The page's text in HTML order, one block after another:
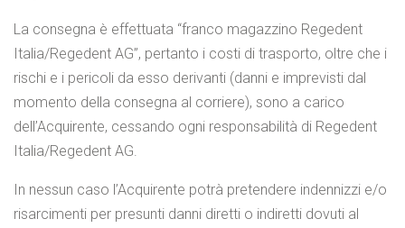
La consegna è effettuata “franco magazzino Regedent
Italia/Regedent AG”, pertanto i costi di trasporto, oltre che i
rischi e i pericoli da esso derivanti (danni e imprevisti dal
momento della consegna al corriere), sono a carico
dell’Acquirente, cessando ogni responsabilità di Regedent
Italia/Regedent AG.
In nessun caso l’Acquirente potrà pretendere indennizzi e/o
risarcimenti per presunti danni diretti o indiretti dovuti al